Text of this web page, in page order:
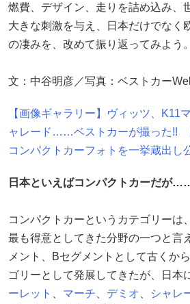
燃費、デザイン、走りを詰め込み、
大きな刺激を与え、日本だけでなく
の凄みを、改めて振り返ってみよう。
文：中谷明彦／写真：ベストカー
【画像ギャラリー】ヴィッツ、K11
ャレード……ベストカーが撮った!!
コンパクトカーフォトを一挙蔵出し
日本といえばコンパクトカーだが
コンパクトカーというカテゴリーは
最も得意としてきた分野の一つと言
メント、Bセグメントとして古くか
ゴリーとして発展してきたが、日本
ーレット
マーチ デミオ シャレ